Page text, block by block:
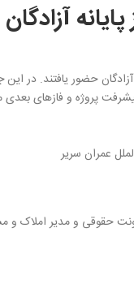
آزادگان
حضور یافتند. در
پروژه و فازهای
عمران سریر
حقوقی و مدیر املاک و